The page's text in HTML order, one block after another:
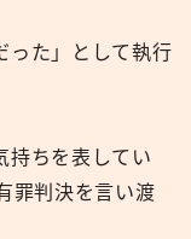
った」として執行
持ちを表してい
罪判決を言い渡